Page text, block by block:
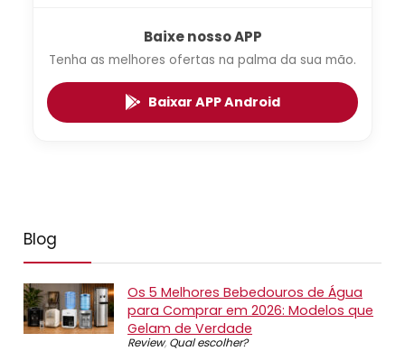
Baixe nosso APP
Tenha as melhores ofertas na palma da sua mão.
Baixar APP Android
Blog
Os 5 Melhores Bebedouros de Água
para Comprar em 2026: Modelos que
Gelam de Verdade
Review, Qual escolher?